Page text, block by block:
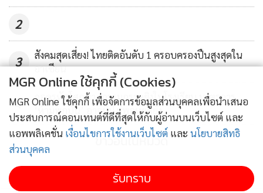
ประกันชั้น 1
ประกัน พ.ร.บ.
ประกันคุ้มครองอุบัติเหตุส่วนบุคคล
ประกันคุ้มครองเครื่องยนต์
ฟรีค่าบริการต่อภาษีในปีถัดไป
ฟรีค่าแรงซ่อมบำรุง 3 ปี
ฟรีค่าแรงเปลี่ยนถ่ายน้ำมันเครื่อง
และถ้าหากรถของท่านเสีย เรามีบริการรถยกฟรีถึงที่ ตลอด 24
2
3
สังคมสุดเสี่ยง! ไทยติดอันดับ 1 ครอบครองปืนสูงสุดใน
อาเซียน
4
ถอดรหัสโศกนาฏกรรมกราดยิงในโรงเรียน มาตรการ
‘ห้ามพกปืน’ อาจยังไม่พอหยุดยั้ง
ข่าวอื่นในหมวด
MGR Online ใช้คุกกี้ (Cookies)
MGR Online ใช้คุกกี้ เพื่อจัดการข้อมูลส่วนบุคคลเพื่อนำเสนอ
ประสบการณ์คอนเทนต์ที่ดีที่สุดให้กับผู้อ่านบนเว็บไซต์ และ
แอพพลิเคชั่น เงื่อนไขการใช้งานเว็บไซต์ และ นโยบายสิทธิ
ส่วนบุคคล
รับทราบ